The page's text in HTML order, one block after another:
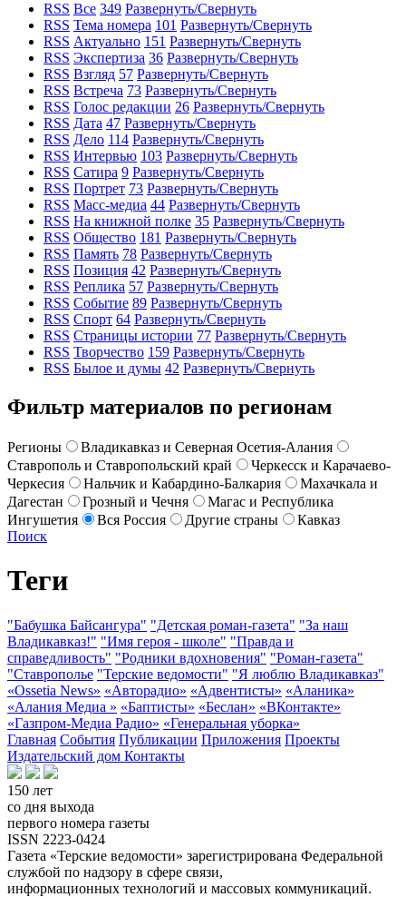
RSS Все 349 Развернуть/Свернуть
RSS Тема номера 101 Развернуть/Свернуть
RSS Актуально 151 Развернуть/Свернуть
RSS Экспертиза 36 Развернуть/Свернуть
RSS Взгляд 57 Развернуть/Свернуть
RSS Встреча 73 Развернуть/Свернуть
RSS Голос редакции 26 Развернуть/Свернуть
RSS Дата 47 Развернуть/Свернуть
RSS Дело 114 Развернуть/Свернуть
RSS Интервью 103 Развернуть/Свернуть
RSS Сатира 9 Развернуть/Свернуть
RSS Портрет 73 Развернуть/Свернуть
RSS Масс-медиа 44 Развернуть/Свернуть
RSS На книжной полке 35 Развернуть/Свернуть
RSS Общество 181 Развернуть/Свернуть
RSS Память 78 Развернуть/Свернуть
RSS Позиция 42 Развернуть/Свернуть
RSS Реплика 57 Развернуть/Свернуть
RSS Событие 89 Развернуть/Свернуть
RSS Спорт 64 Развернуть/Свернуть
RSS Страницы истории 77 Развернуть/Свернуть
RSS Творчество 159 Развернуть/Свернуть
RSS Былое и думы 42 Развернуть/Свернуть
Фильтр материалов по регионам
Регионы
Владикавказ и Северная Осетия-Алания
Ставрополь и Ставропольский край
Черкесск и Карачаево-
Черкесия
Нальчик и Кабардино-Балкария
Махачкала и
Дагестан
Грозный и Чечня
Магас и Республика
Ингушетия
Вся Россия Другие страны
Кавказ
Поиск
Теги
"Бабушка Байсангура" "Детская роман-газета" "За наш
Владикавказ!" "Имя героя - школе" "Правда и
справедливость" "Родники вдохновения" "Роман-газета"
"Ставрополье "Терские ведомости" "Я люблю Владикавказ"
«Ossetia News» «Авторадио» «Адвентисты» «Аланика»
«Алания Медиа » «Баптисты» «Беслан» «ВКонтакте»
«Газпром-Медиа Радио» «Генеральная уборка»
Главная События Публикации Приложения Проекты
Издательский дом Контакты
150 лет
со дня выхода
первого номера газеты
ISSN 2223-0424
Газета «Терские ведомости» зарегистрирована Федеральной
службой по надзору в сфере связи,
информационных технологий и массовых коммуникаций.